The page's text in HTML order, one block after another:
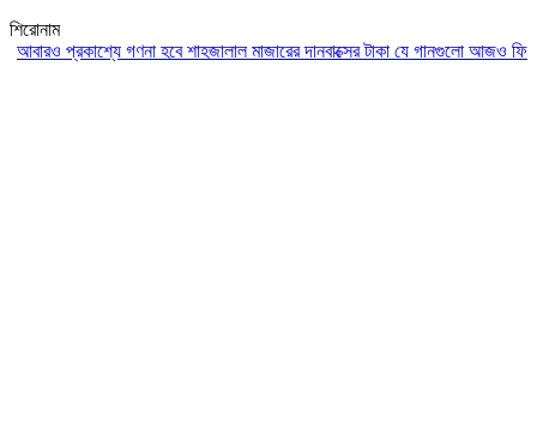
শিরোনাম
প্রকাশ্যে গণনা হবে শাহজালাল মাজারের দানবাক্সের টাকাযে গানগুলো আজও ফিরিয়ে